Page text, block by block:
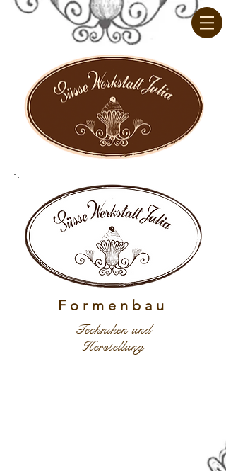
Formenbau
Techniken und
Herstellung